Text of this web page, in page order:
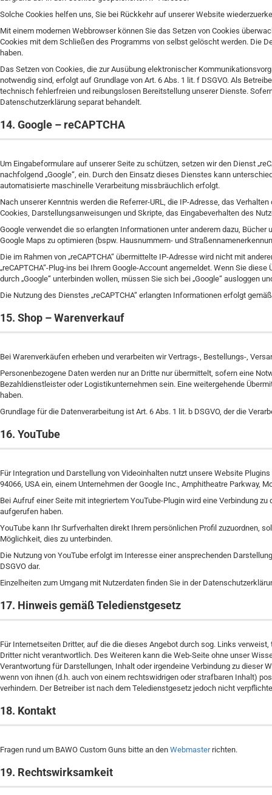
Solche Cookies helfen uns, Sie bei Rückkehr auf unserer Website
Mit einem modernen Webbrowser können Sie das Setzen von Cookies
Cookies mit dem Schließen des Programms von selbst gelöscht werden. Die
haben.
Das Setzen von Cookies, die zur Ausübung elektronischer
notwendig sind, erfolgt auf Grundlage von Art. 6 Abs. 1 lit. f DSGVO. Als
technisch fehlerfreien und reibungslosen Bereitstellung unserer Dienste.
Datenschutzerklärung separat behandelt.
14. Google – reCAPTCHA
Um Eingabeformulare auf unserer Seite zu schützen, setzen wir den Dienst
nachfolgend „Google“, ein. Durch den Einsatz dieses Dienstes kann
automatisierte maschinelle Verarbeitung missbräuchlich erfolgt.
Nach unserer Kenntnis werden die Referrer-URL, die IP-Adresse, das
Cookies, Darstellungsanweisungen und Skripte, das Eingabeverhalten des
Google verwendet die so erlangten Informationen unter anderem dazu,
Google Maps zu optimieren (bspw. Hausnummern- und
Die im Rahmen von „reCAPTCHA“ übermittelte IP-Adresse wird nicht mit
„reCAPTCHA“-Plug-ins bei Ihrem Google-Account angemeldet. Wenn Sie
durch „Google“ unterbinden wollen, müssen Sie sich bei „Google“ ausloggen
Die Nutzung des Dienstes „reCAPTCHA“ erlangten Informationen erfolgt
15. Shop – Warenverkauf
Bei Warenverkäufen erheben und verarbeiten wir Vertrags-, Bestellungs-,
Personenbezogene Daten werden nur an Dritte nur übermittelt, sofern eine
Bezahldienstleister oder Logistikunternehmen sein. Eine weitergehende
haben.
Grundlage für die Datenverarbeitung ist Art. 6 Abs. 1 lit. b DSGVO, der die
16. YouTube
Für Integration und Darstellung von Videoinhalten nutzt unsere Website
94066, USA ein, einem Unternehmen der Google Inc., Amphitheatre Parkway,
Bei Aufruf einer Seite mit integriertem YouTube-Plugin wird eine Verbindung
aufgerufen haben.
YouTube kann Ihr Surfverhalten direkt Ihrem persönlichen Profil zuzuordnen,
Möglichkeit, dies zu unterbinden.
Die Nutzung von YouTube erfolgt im Interesse einer ansprechenden
DSGVO dar.
Einzelheiten zum Umgang mit Nutzerdaten finden Sie in der
17. Hinweis gemäß Teledienstgesetz
Für Internetseiten Dritter, auf die die dieses Angebot durch sog. Links
Dritter nicht verantwortlich. Des Weiteren kann die Web-Seite ohne unser
Verantwortung für Darstellungen, Inhalt oder irgendeine Verbindung zu dieser
wenn von ihnen (d.h. auch von einem rechtswidrigen oder strafbaren Inhalt)
verhindern. Der Betreiber ist nach dem Teledienstgesetz jedoch nicht
18. Kontakt
Fragen rund um BAWO Custom Guns bitte an den Webmasterrichten.
19. Rechtswirksamkeit